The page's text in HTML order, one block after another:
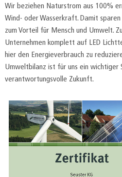
Wir beziehen Naturstrom aus 100%
Wind- oder Wasserkraft. Damit
zum Vorteil für Mensch und Umwelt.
Unternehmen komplett auf LED
hier den Energieverbrauch zu
Umweltbilanz ist für uns ein wichtiger
verantwortungsvolle Zukunft.